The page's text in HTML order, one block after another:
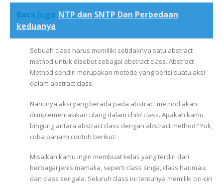
Baca Juga NTP dan SNTP Dan Perbedaan
keduanya
Sebuah class harus memiliki setidaknya satu abstract
method untuk disebut sebagai abstract class. Abstract
Method sendiri merupakan metode yang berisi suatu aksi
dalam abstract class.
Nantinya aksi yang berada pada abstract method akan
diimplementasikan ulang dalam child class. Apakah kamu
bingung antara abstract class dengan abstract method? Yuk,
coba pahami contoh berikut:
Misalkan kamu ingin membuat kelas yang terdiri dari
berbagai jenis mamalia, seperti class singa, class harimau,
dan class serigala. Seluruh class ini tentunya memiliki ciri-ciri